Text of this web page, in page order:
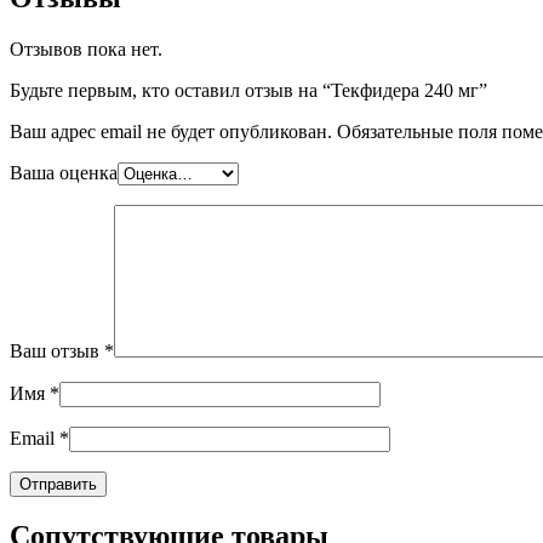
Отзывов пока нет.
Будьте первым, кто оставил отзыв на “Текфидера 240 мг”
Ваш адрес email не будет опубликован. Обязательные поля
Ваша оценка
Ваш отзыв *
Имя *
Email *
Сопутствующие товары